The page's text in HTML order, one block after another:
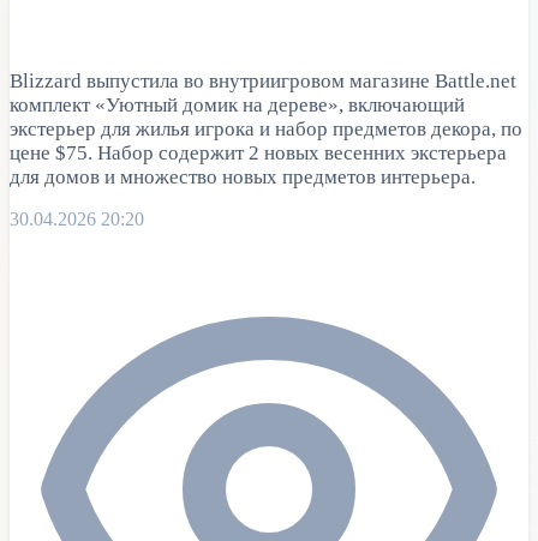
Blizzard выпустила во внутриигровом магазине Battle.net
комплект «Уютный домик на дереве», включающий
экстерьер для жилья игрока и набор предметов декора, по
цене $75. Набор содержит 2 новых весенних экстерьера
для домов и множество новых предметов интерьера.
30.04.2026 20:20